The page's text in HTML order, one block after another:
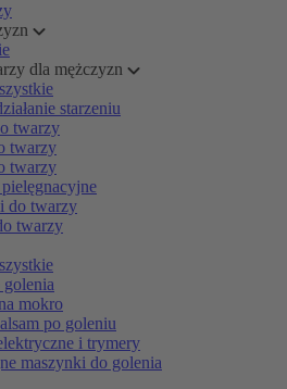
dla mężczyzn
starzeniu
twarzy
twarzy
twarzy
do twarzy
twarzy
mokro
po goleniu
i trymery
maszynki do golenia